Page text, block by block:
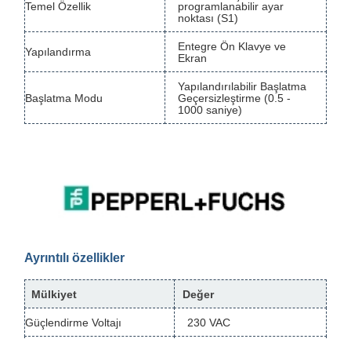
Temel Özellik
programlanabilir ayar
noktası (S1)
Yapılandırma
Entegre Ön Klavye ve
Ekran
Başlatma Modu
Yapılandırılabilir Başlatma
Geçersizleştirme (0.5 -
1000 saniye)
Ayrıntılı özellikler
Mülkiyet Değer
Güçlendirme Voltajı 230 VAC